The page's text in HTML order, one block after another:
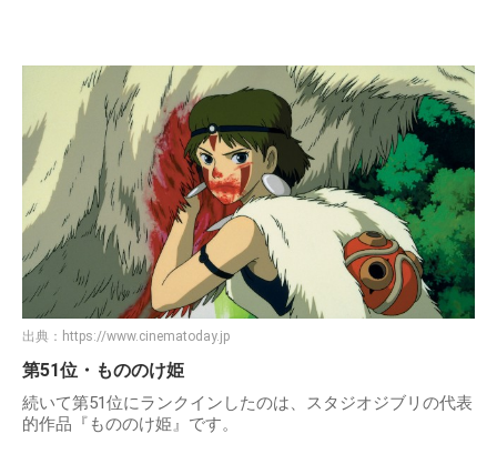
出典： https://www.cinematoday.jp
第51位・もののけ姫
続いて第51位にランクインしたのは、スタジオジブリの代表
的作品『もののけ姫』です。